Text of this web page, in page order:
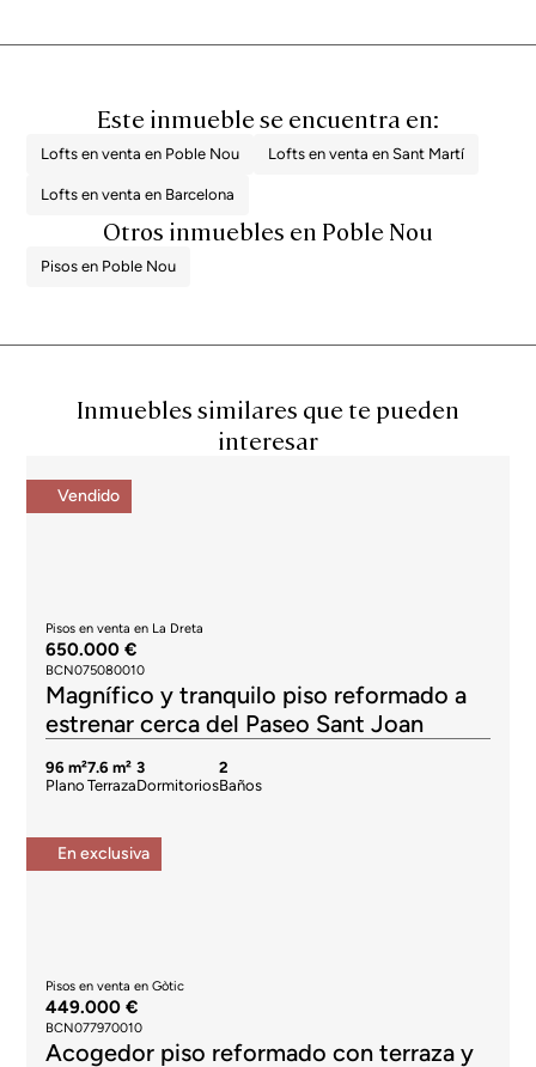
Este inmueble se encuentra en:
Lofts en venta en Poble Nou Lofts en venta en Sant Martí
Lofts en venta en Barcelona
Otros inmuebles en Poble Nou
Pisos en Poble Nou
Inmuebles similares que te pueden
interesar
Vendido
Pisos en venta en La Dreta
650.000 €
BCN075080010
Magnífico y tranquilo piso reformado a
estrenar cerca del Paseo Sant Joan
96 m²
Plano
7.6 m²
Terraza
3
Dormitorios
2
Baños
En exclusiva
Pisos en venta en Gòtic
449.000 €
BCN077970010
Acogedor piso reformado con terraza y